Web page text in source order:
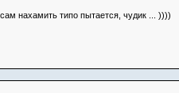
нахамить типо пытается, чудик ... ))))